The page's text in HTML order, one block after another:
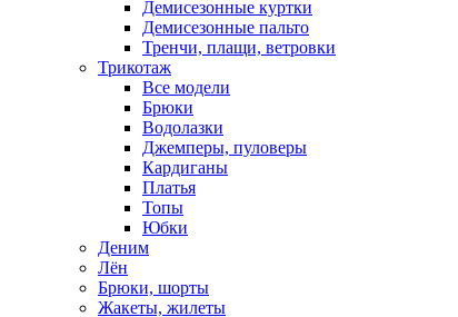
Демисезонные куртки
Демисезонные пальто
Тренчи, плащи, ветровки
Трикотаж
Все модели
Брюки
Водолазки
Джемперы, пуловеры
Кардиганы
Платья
Топы
Юбки
Деним
Лён
Брюки, шорты
Жакеты, жилеты